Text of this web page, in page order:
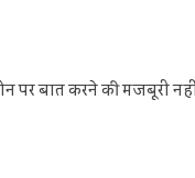
पर बात करने की